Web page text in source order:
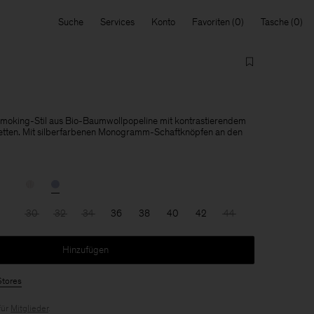
Suche Services Konto Favoriten Tasche
Stil aus Bio-Baumwollpopeline mit kontrastierendem
Mit silberfarbenen Monogramm-Schaftknöpfen an den
30 32 34 36 38 40 42 44
Hinzufügen
Mitglieder.